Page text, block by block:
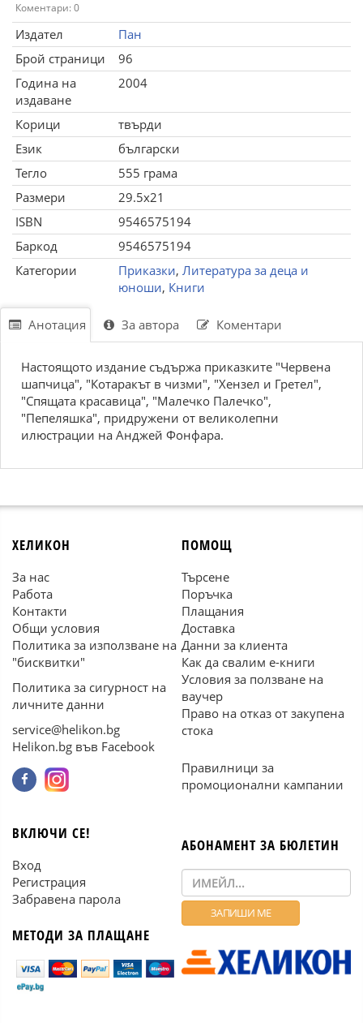
Коментари: 0
Издател
Пан
Брой страници
96
Година на
издаване
2004
Корици
твърди
Език
български
Тегло
555 грама
Размери
29.5x21
ISBN
9546575194
Баркод
9546575194
Категории
Приказки, Литература за деца и
юноши, Книги
Анотация За автора Коментари
Настоящото издание съдържа приказките "Червена
шапчица", "Котаракът в чизми", "Хензел и Гретел",
"Спящата красавица", "Малечко Палечко",
"Пепеляшка", придружени от великолепни
илюстрации на Анджей Фонфара.
ХЕЛИКОН
За нас
Работа
Контакти
Общи условия
Политика за използване на
"бисквитки"
Политика за сигурност на
личните данни
service@helikon.bg
Helikon.bg във Facebook
ПОМОЩ
Търсене
Поръчка
Плащания
Доставка
Данни за клиента
Как да свалим е-книги
Условия за ползване на
ваучер
Право на отказ от закупена
стока
Правилници за
промоционални кампании
ВКЛЮЧИ СЕ!
Вход
Регистрация
Забравена парола
МЕТОДИ ЗА ПЛАЩАНЕ
АБОНАМЕНТ ЗА БЮЛЕТИН